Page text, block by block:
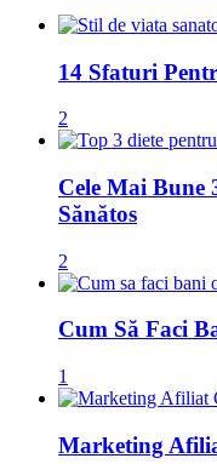
14 Sfaturi
2
Cele Mai Bune
Sănătos
2
Cum Să Faci
1
Marketing